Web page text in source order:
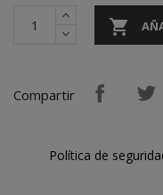

Compartir
Política de